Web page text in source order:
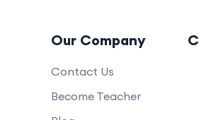
Our Company
Contact Us
Become Teacher